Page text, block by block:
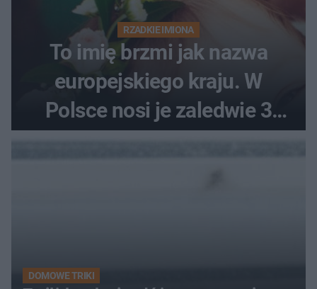
RZADKIE IMIONA
To imię brzmi jak nazwa
europejskiego kraju. W
Polsce nosi je zaledwie 3
kobiety
DOMOWE TRIKI